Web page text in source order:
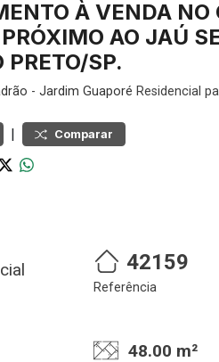
À VENDA
AO JAÚ
PRETO/SP.
- Jardim Guaporé Residencial
| Comparar
42159
Referência
48.00 m²